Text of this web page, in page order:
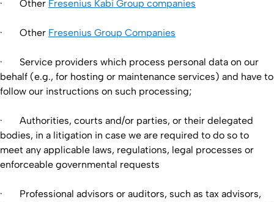
· Other Fresenius Kabi Group companies
· Other Fresenius Group Companies
· Service providers which process personal data on our
behalf (e.g., for hosting or maintenance services) and have to
follow our instructions on such processing;
· Authorities, courts and/or parties, or their delegated
bodies, in a litigation in case we are required to do so to
meet any applicable laws, regulations, legal processes or
enforceable governmental requests
· Professional advisors or auditors, such as tax advisors,